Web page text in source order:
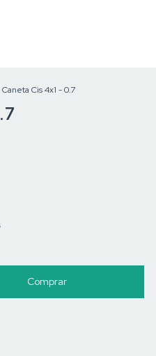
Caneta Cis 4x1 - 0.7